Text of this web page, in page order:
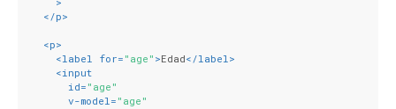
</p>
<p>
<label for= "age" >Edad</label >
<input
id= "age"
v-model = "age"